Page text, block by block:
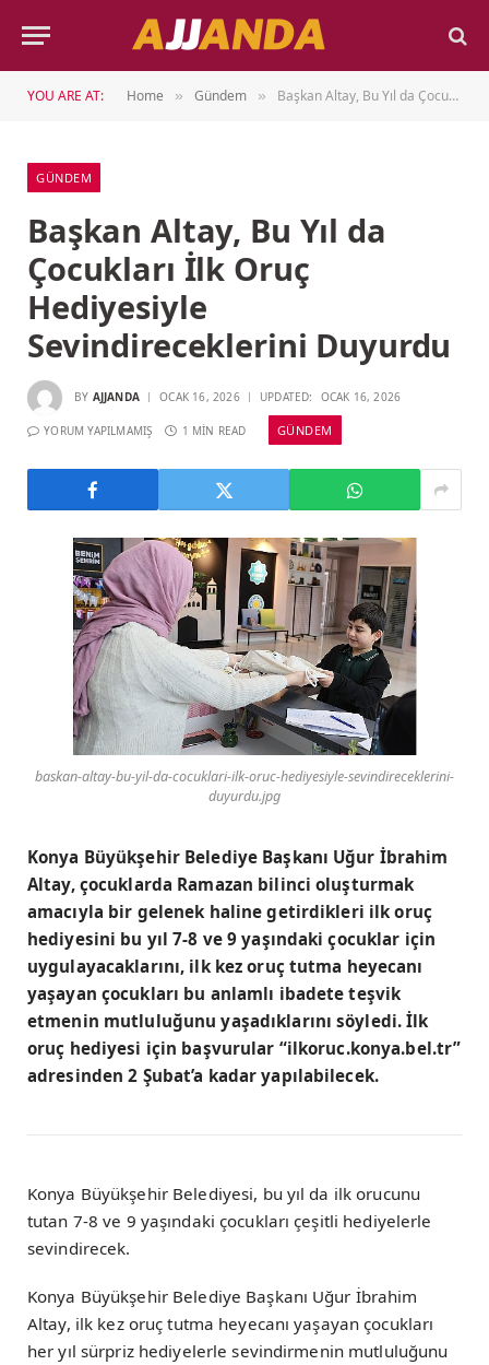
YOU ARE AT: Home » Gündem » Başkan Altay, Bu Yıl da Çocukları İlk Oruç Hediyesiyle Sevindireceklerini Duyurdu
GÜNDEM
Başkan Altay, Bu Yıl da
Çocukları İlk Oruç
Hediyesiyle
Sevindireceklerini Duyurdu
BY AJJANDA OCAK 16, 2026 UPDATED: OCAK 16, 2026
YORUM YAPILMAMIŞ 1 MIN READ GÜNDEM
baskan-altay-bu-yil-da-cocuklari-ilk-oruc-hediyesiyle-sevindireceklerini-
duyurdu.jpg
Konya Büyükşehir Belediye Başkanı Uğur İbrahim
Altay, çocuklarda Ramazan bilinci oluşturmak
amacıyla bir gelenek haline getirdikleri ilk oruç
hediyesini bu yıl 7-8 ve 9 yaşındaki çocuklar için
uygulayacaklarını, ilk kez oruç tutma heyecanı
yaşayan çocukları bu anlamlı ibadete teşvik
etmenin mutluluğunu yaşadıklarını söyledi. İlk
oruç hediyesi için başvurular “ilkoruc.konya.bel.tr”
adresinden 2 Şubat’a kadar yapılabilecek.
Konya Büyükşehir Belediyesi, bu yıl da ilk orucunu
tutan 7-8 ve 9 yaşındaki çocukları çeşitli hediyelerle
sevindirecek.
Konya Büyükşehir Belediye Başkanı Uğur İbrahim
Altay, ilk kez oruç tutma heyecanı yaşayan çocukları
her yıl sürpriz hediyelerle sevindirmenin mutluluğunu